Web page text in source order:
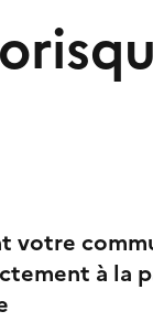
votre
à la